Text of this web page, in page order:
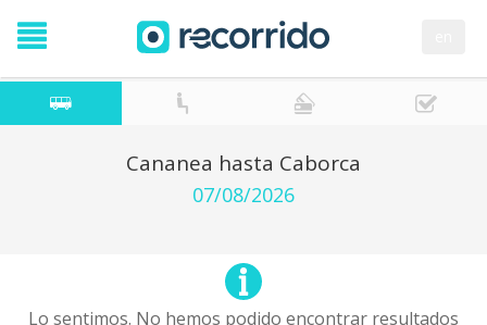
Cananea hasta Caborca
07/08/2026
Lo sentimos. No hemos podido encontrar resultados